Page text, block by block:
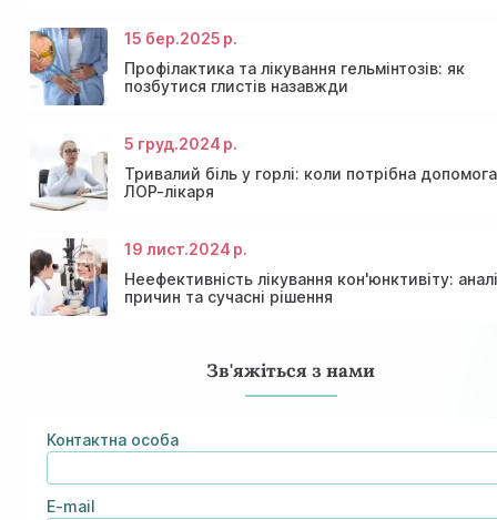
15 бер.2025 р.
Профілактика та лікування гельмінтозів: як
позбутися глистів назавжди
5 груд.2024 р.
Тривалий біль у горлі: коли потрібна допомога
ЛОР-лікаря
19 лист.2024 р.
Неефективність лікування кон'юнктивіту:
причин та сучасні рішення
Зв'яжіться з нами
Контактна особа
E-mail